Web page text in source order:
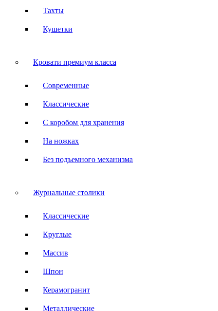
Тахты
Кушетки
Кровати премиум класса
Современные
Классические
С коробом для хранения
На ножках
Без подъемного механизма
Журнальные столики
Классические
Круглые
Массив
Шпон
Керамогранит
Металлические